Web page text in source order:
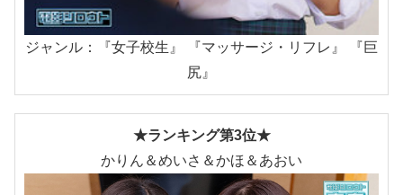
ジャンル：『女子校生』 『マッサージ・リフレ』 『巨
尻』
★ランキング第3位★
かりん＆めいさ＆かほ＆あおい